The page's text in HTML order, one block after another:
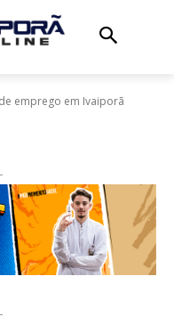
emprego em Ivaiporã